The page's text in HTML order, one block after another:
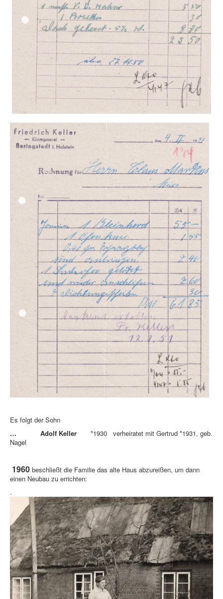
Es folgt der Sohn
… Adolf Keller *1930 verheiratet mit Gertrud *1931, geb.
Nagel
1960 beschließt die Familie das alte Haus abzureißen, um dann
einen Neubau zu errichten:
.